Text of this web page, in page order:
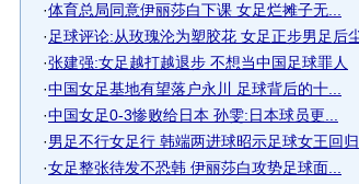
·体育总局同意伊丽莎白下课 女足烂摊子无...
· 足球评论:从玫瑰沦为塑胶花 女足正步男足后
·张建强:女足越打越退步 不想当中国足球罪人
·中国女足基地有望落户永川 足球背后的十...
·中国女足0-3惨败给日本 孙雯:日本球员更...
·男足不行女足行 韩端两进球昭示足球女王回归
·女足整张待发不恐韩 伊丽莎白攻势足球面...